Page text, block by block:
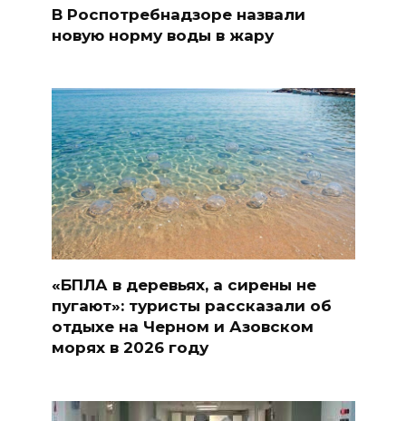
В Роспотребнадзоре назвали
новую норму воды в жару
«БПЛА в деревьях, а сирены не
пугают»: туристы рассказали об
отдыхе на Черном и Азовском
морях в 2026 году